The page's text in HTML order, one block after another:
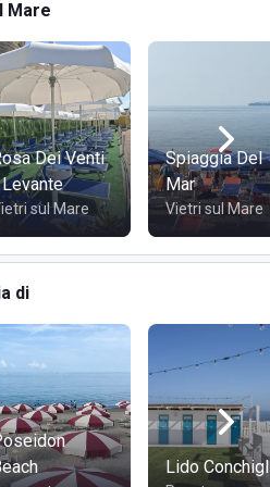
dispone di ristorante
di mare e di terra, terrazza
proposta dedicata anche a
Mare
Dei Venti
sul Mare
Spiaggia Del
Mar
Vietri sul Mare
di
Lido